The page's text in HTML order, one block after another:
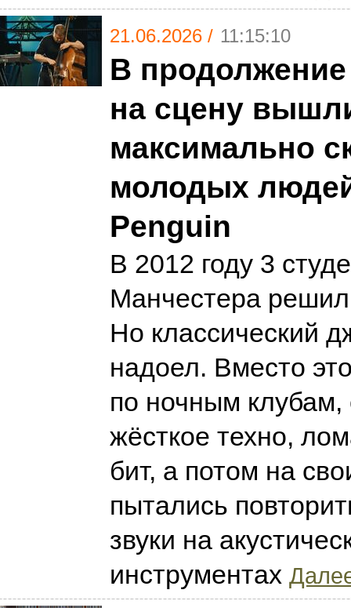
21.06.2026 / 11:15:10
В
на сцену
максимально
молодых
Penguin
В 2012 году 3
Манчестера
Но классический
надоел. Вместо
по ночным
жёсткое техно,
бит, а потом на
пытались
звуки на
инструментах